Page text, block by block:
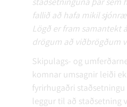
fallið að hafa mikil
Lögð er fram samantekt
drögum að viðbrögðum
Skipulags- og
komnar umsagnir leiði
fyrirhugaðri
leggur til að staðsetning